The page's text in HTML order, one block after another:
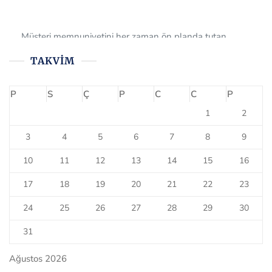
teşekkür ederiz.
TAKVIM
Ağustos 2026
P S Ç P C C P
1 2
3 4 5 6 7 8 9
10 11 12 13 14 15 16
17 18 19 20 21 22 23
24 25 26 27 28 29 30
31